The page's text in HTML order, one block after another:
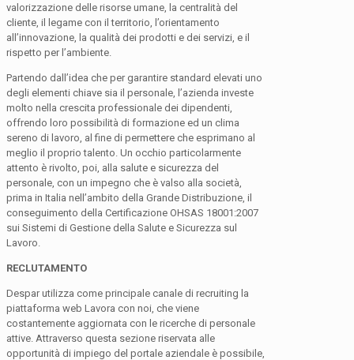
valorizzazione delle risorse umane, la centralità del
cliente, il legame con il territorio, l’orientamento
all’innovazione, la qualità dei prodotti e dei servizi, e il
rispetto per l’ambiente.
Partendo dall’idea che per garantire standard elevati uno
degli elementi chiave sia il personale, l’azienda investe
molto nella crescita professionale dei dipendenti,
offrendo loro possibilità di formazione ed un clima
sereno di lavoro, al fine di permettere che esprimano al
meglio il proprio talento. Un occhio particolarmente
attento è rivolto, poi, alla salute e sicurezza del
personale, con un impegno che è valso alla società,
prima in Italia nell’ambito della Grande Distribuzione, il
conseguimento della Certificazione OHSAS 18001:2007
sui Sistemi di Gestione della Salute e Sicurezza sul
Lavoro.
RECLUTAMENTO
Despar utilizza come principale canale di recruiting la
piattaforma web Lavora con noi, che viene
costantemente aggiornata con le ricerche di personale
attive. Attraverso questa sezione riservata alle
opportunità di impiego del portale aziendale è possibile,